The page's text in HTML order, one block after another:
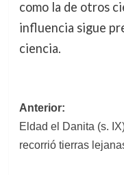
como la de otros
influencia sigue
ciencia.
Navegación
de
Anterior:
Eldad el Danita (s.
recorrió tierras